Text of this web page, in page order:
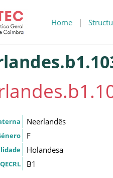
Home |
Neerlandês
F
Holandesa
QECRL B1